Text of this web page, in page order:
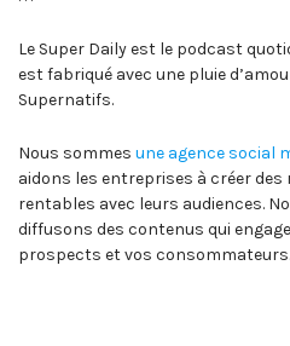
Le Super Daily est le podcast
est fabriqué avec une pluie
Supernatifs.
Nous sommes une agence social
aidons les entreprises à créer
rentables avec leurs audiences.
diffusons des contenus qui
prospects et vos consommateurs.